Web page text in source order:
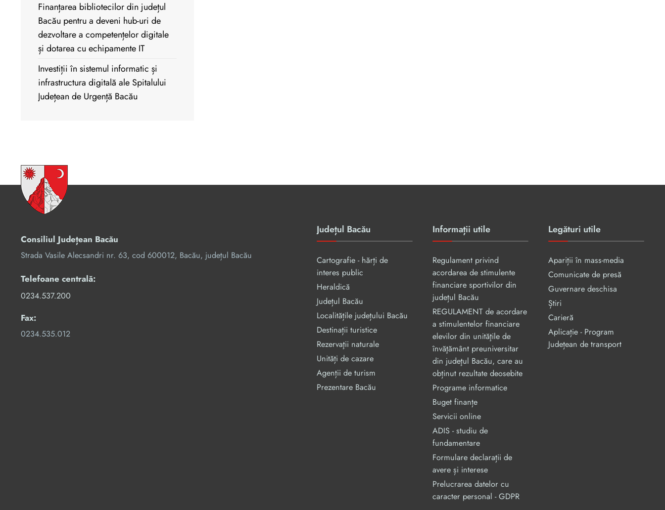
Finanțarea bibliotecilor din județul
Bacău pentru a deveni hub-uri de
dezvoltare a competențelor digitale
și dotarea cu echipamente IT
Investiții în sistemul informatic și
infrastructura digitală ale Spitalului
Județean de Urgență Bacău
Consiliul Județean Bacău
Strada Vasile Alecsandri nr. 63, cod 600012, Bacău, județul Bacău
Telefoane centrală:
0234.537.200
Fax:
0234.535.012
Județul Bacău
Cartografie - hărți de
interes public
Heraldică
Județul Bacău
Localitățile județului Bacău
Destinații turistice
Rezervaţii naturale
Unități de cazare
Agenții de turism
Prezentare Bacău
Informații utile
Regulament privind
acordarea de stimulente
financiare sportivilor din
județul Bacău
REGULAMENT de acordare
a stimulentelor financiare
elevilor din unităţile de
învăţământ preuniversitar
din judeţul Bacău, care au
obținut rezultate deosebite
Programe informatice
Buget finanțe
Servicii online
ADIS - studiu de
fundamentare
Formulare declarații de
avere și interese
Prelucrarea datelor cu
caracter personal - GDPR
Legături utile
Apariții în mass-media
Comunicate de presă
Guvernare deschisa
Știri
Carieră
Aplicație - Program
Județean de transport